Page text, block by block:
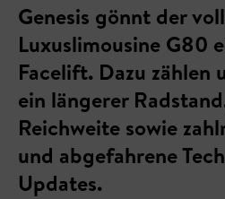
Genesis gönnt der
Luxuslimousine G80
Facelift. Dazu zählen
ein längerer
Reichweite sowie
und abgefahrene
Updates.